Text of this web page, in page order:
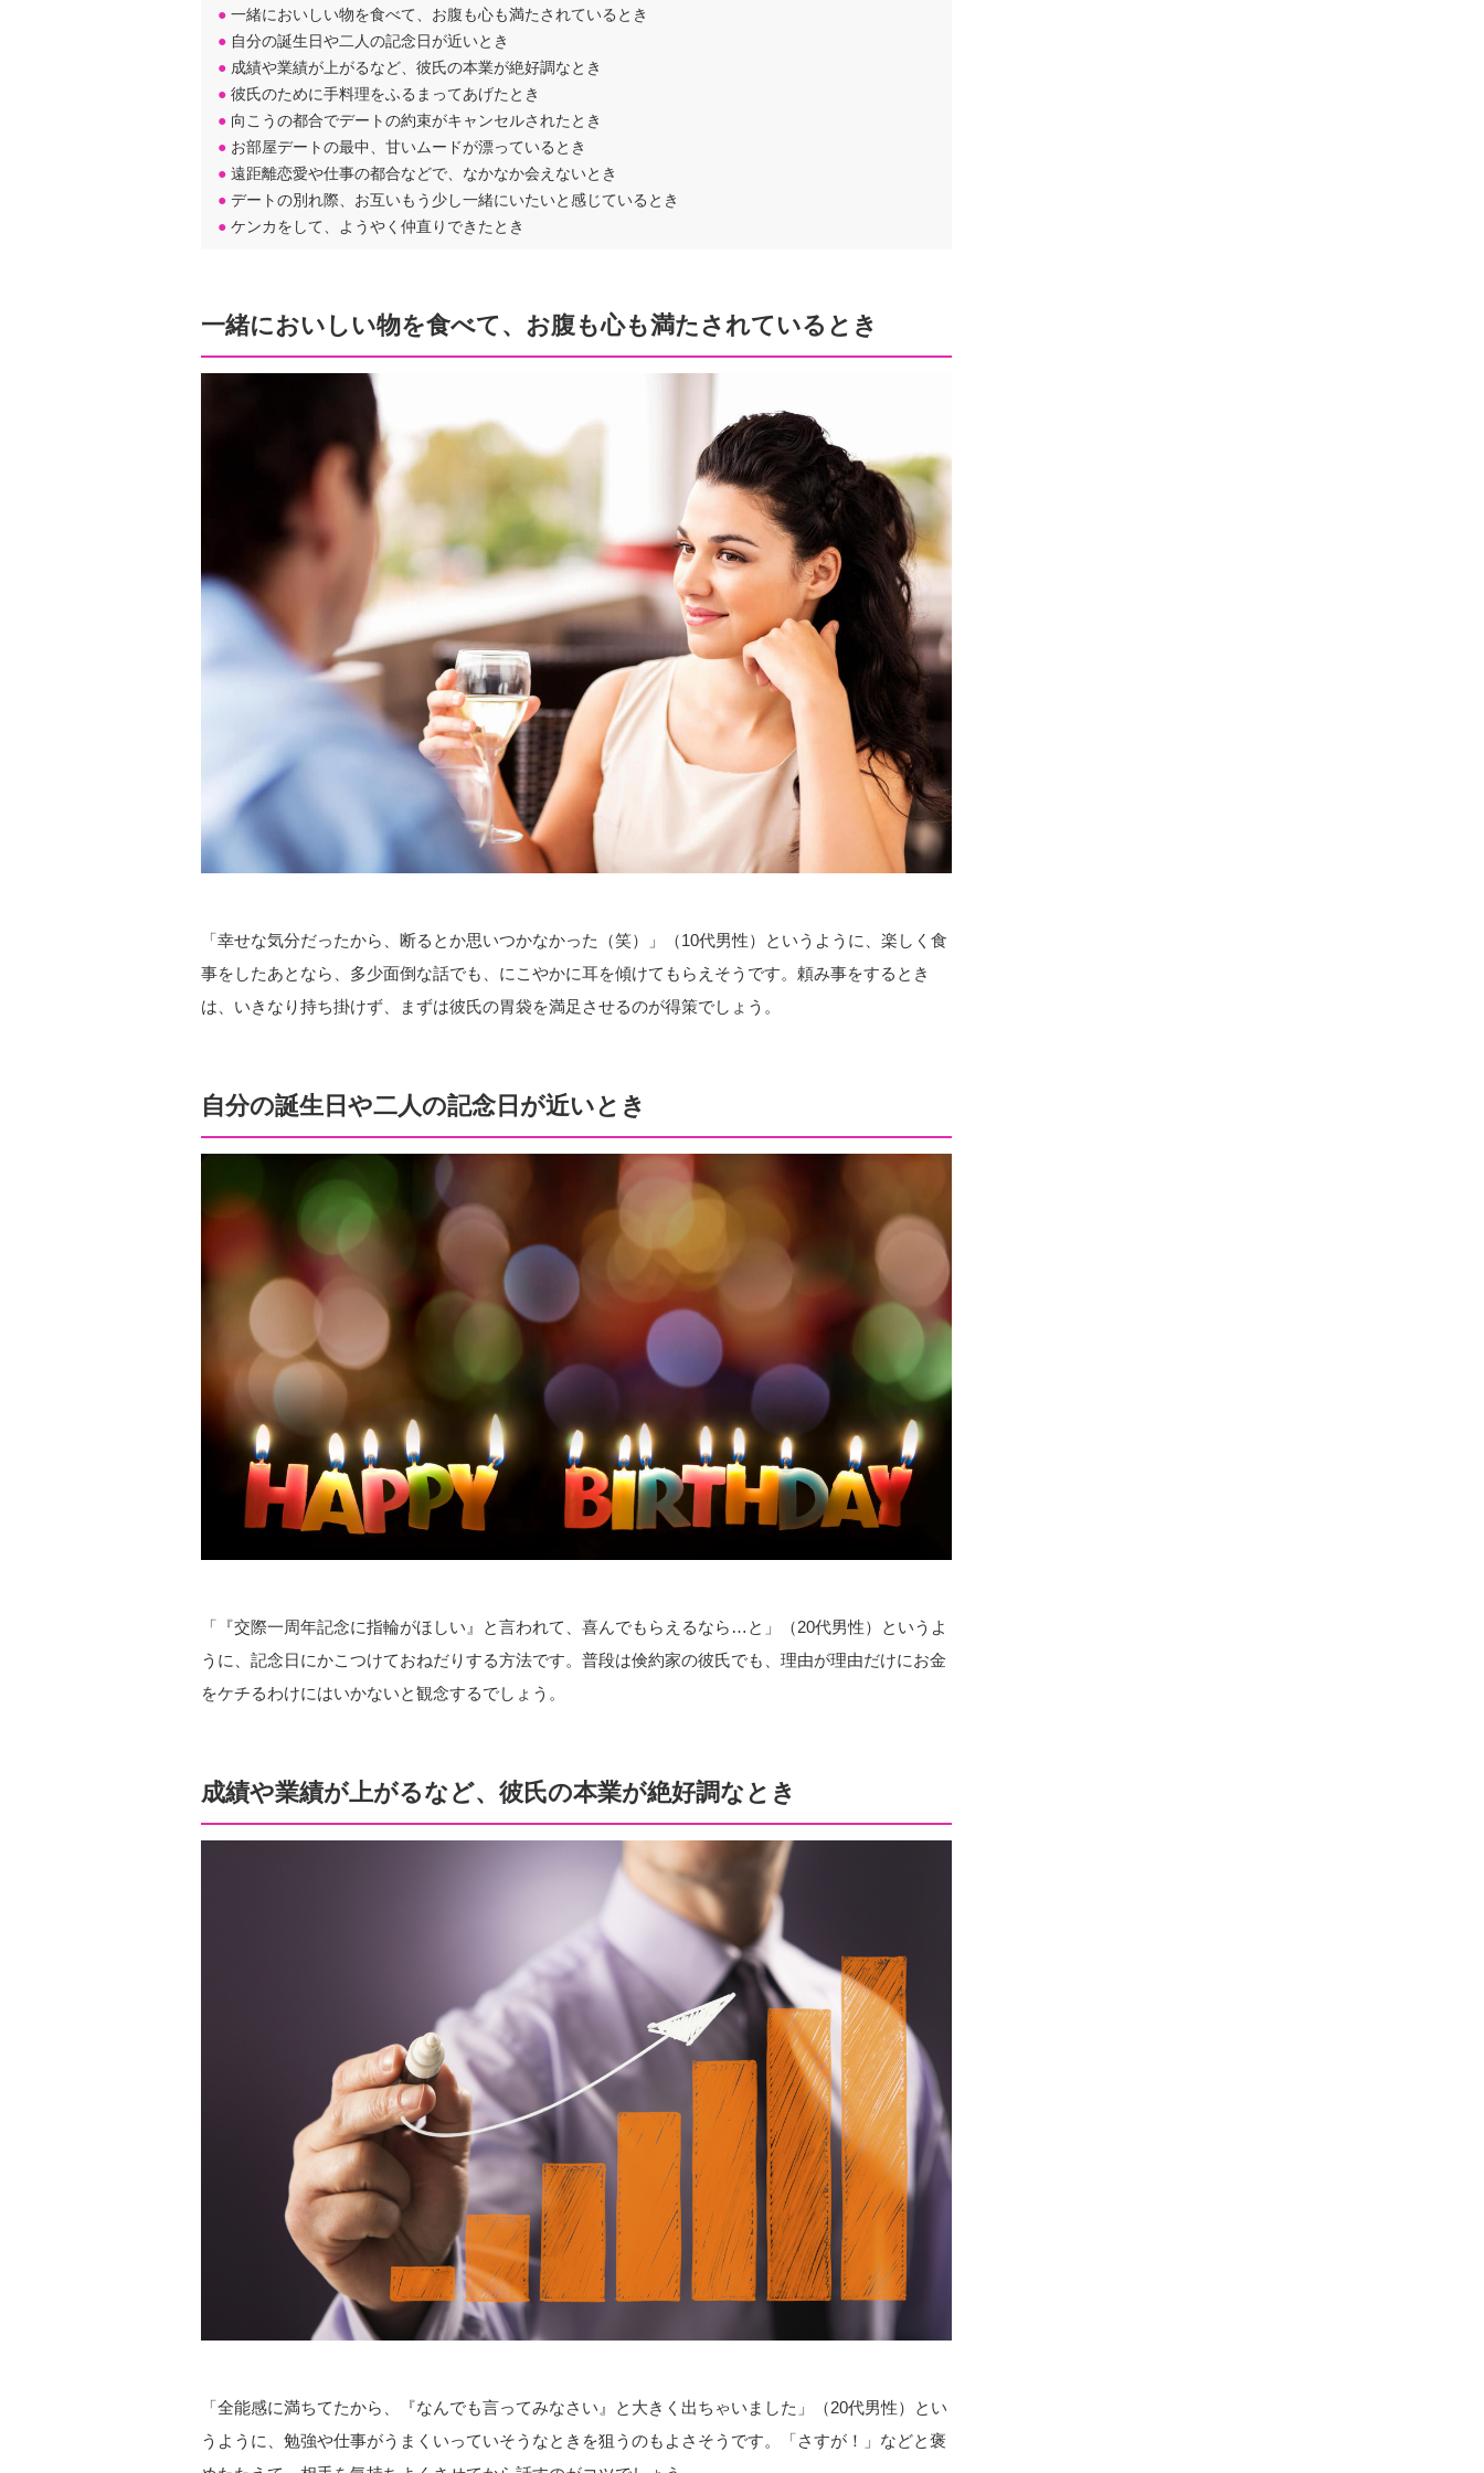
● 一緒においしい物を食べて、お腹も心も満たされているとき
● 自分の誕生日や二人の記念日が近いとき
● 成績や業績が上がるなど、彼氏の本業が絶好調なとき
● 彼氏のために手料理をふるまってあげたとき
● 向こうの都合でデートの約束がキャンセルされたとき
● お部屋デートの最中、甘いムードが漂っているとき
● 遠距離恋愛や仕事の都合などで、なかなか会えないとき
● デートの別れ際、お互いもう少し一緒にいたいと感じているとき
● ケンカをして、ようやく仲直りできたとき
一緒においしい物を食べて、お腹も心も満たされているとき
「幸せな気分だったから、断るとか思いつかなかった（笑）」（10代男性）というように、楽しく食
事をしたあとなら、多少面倒な話でも、にこやかに耳を傾けてもらえそうです。頼み事をするとき
は、いきなり持ち掛けず、まずは彼氏の胃袋を満足させるのが得策でしょう。
自分の誕生日や二人の記念日が近いとき
「『交際一周年記念に指輪がほしい』と言われて、喜んでもらえるなら…と」（20代男性）というよ
うに、記念日にかこつけておねだりする方法です。普段は倹約家の彼氏でも、理由が理由だけにお金
をケチるわけにはいかないと観念するでしょう。
成績や業績が上がるなど、彼氏の本業が絶好調なとき
「全能感に満ちてたから、『なんでも言ってみなさい』と大きく出ちゃいました」（20代男性）とい
うように、勉強や仕事がうまくいっていそうなときを狙うのもよさそうです。「さすが！」などと褒